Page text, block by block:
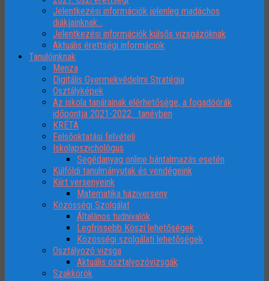
Jelentkezési információk jelenleg madáchos
diákjainknak…
Jelentkezési információk külsős vizsgázóknak
Aktuális érettségi információk
Tanulóinknak
Menza
Digitális Gyermekvédelmi Stratégia
Osztályképek
Az iskola tanárainak elérhetősége, a fogadóórák
időpontja 2021-2022. tanévben
KRÉTA
Felsőoktatási felvételi
Iskolapszichológus
Segédanyag online bántalmazás esetén
Külföldi tanulmányutak és vendégeink
Kiírt versenyeink
Matematika háziverseny
Közösségi Szolgálat
Általános tudnivalók
Legfrissebb Köszi lehetőségek
Közösségi szolgálati lehetőségek
Osztályozó vizsga
Aktuális osztalyozóvizsgák
Szakkörök